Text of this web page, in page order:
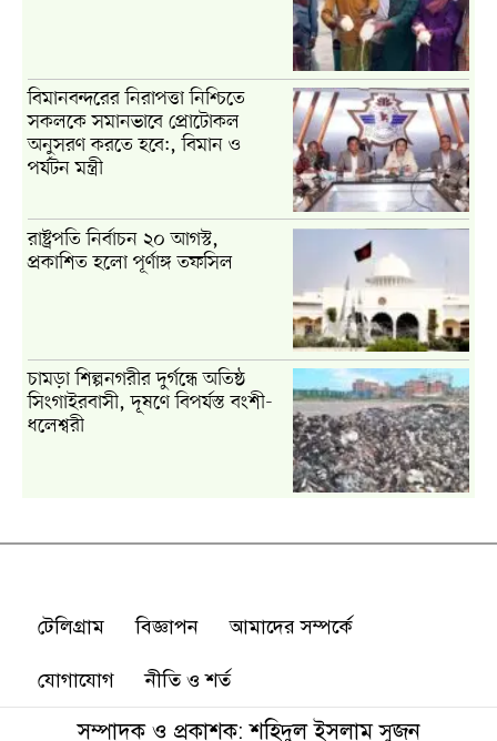
টেলিগ্রাম বিজ্ঞাপন আমাদের সম্পর্কে
যোগাযোগ নীতি ও শর্ত
সম্পাদক ও প্রকাশক: শহিদুল ইসলাম সুজন